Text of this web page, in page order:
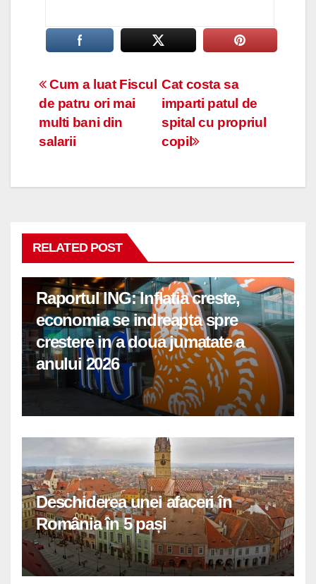
Navigare
în
articole
Cat costa sa
imparti patul de
spital cu propriul
copil
Cum a luat Fiscul
de patru ori mai
multi bani din
salarii
RELATED POST
Raportul ING: Inflatia creste,
economia se indreapta spre
crestere in a doua jumatate a
anului 2026
Deschiderea unei afaceri în
România în 5 pași